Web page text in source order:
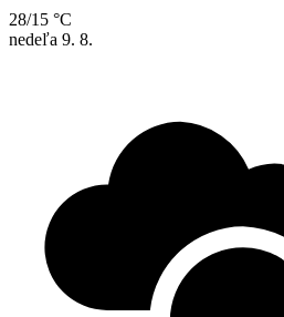
28/15 °C
nedeľa 9. 8.